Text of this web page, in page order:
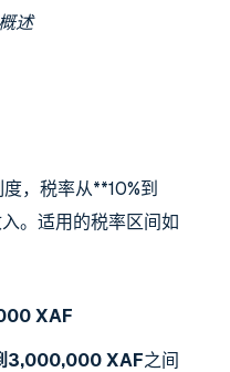
述
，税率从**10%到
。适用的税率区间如
XAF
3,000,000 XAF之间